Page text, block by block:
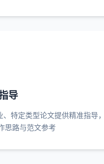
导
、特定类型论文提供精准指导
思路与范文参考